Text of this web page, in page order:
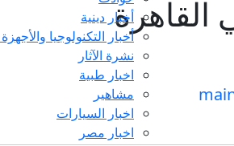
أخبار دينية
أخبار التكنولوجيا
نشرة الآثار
اخبار طبية
مشاهير
اخبار السيارات
اخبار مصر